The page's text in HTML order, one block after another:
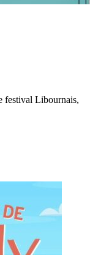
festival Libournais,